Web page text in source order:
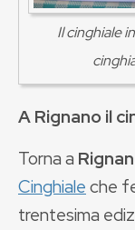
Il cinghiale
A Rignano il
Torna a
Cinghialeche
trentesima